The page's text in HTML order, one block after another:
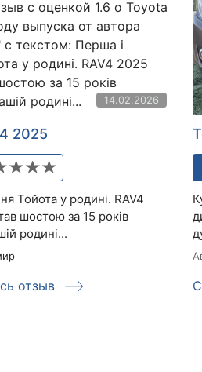
14.02.2026
2025
Тойота у родині. RAV4
шостою за 15 років
родині...
отзыв